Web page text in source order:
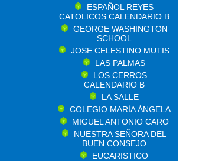
ESPAÑOL REYES
CATOLICOS CALENDARIO B
GEORGE WASHINGTON
SCHOOL
JOSE CELESTINO MUTIS
LAS PALMAS
LOS CERROS
CALENDARIO B
LA SALLE
COLEGIO MARÍA ÁNGELA
MIGUEL ANTONIO CARO
NUESTRA SEÑORA DEL
BUEN CONSEJO
EUCARISTICO